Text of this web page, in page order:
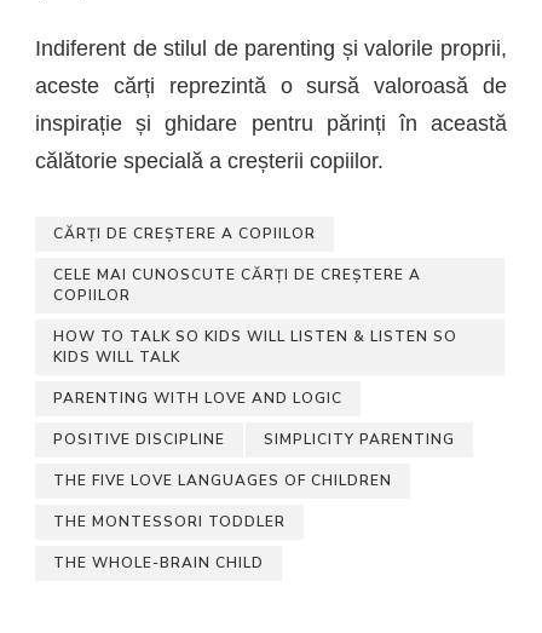
Indiferent de stilul de parenting și valorile proprii,
aceste cărți reprezintă o sursă valoroasă de
inspirație și ghidare pentru părinți în această
călătorie specială a creșterii copiilor.
CĂRȚI DE CREȘTERE A COPIILOR
CELE MAI CUNOSCUTE CĂRȚI DE CREȘTERE A
COPIILOR
HOW TO TALK SO KIDS WILL LISTEN & LISTEN SO
KIDS WILL TALK
PARENTING WITH LOVE AND LOGIC
POSITIVE DISCIPLINE SIMPLICITY PARENTING
THE FIVE LOVE LANGUAGES OF CHILDREN
THE MONTESSORI TODDLER
THE WHOLE-BRAIN CHILD